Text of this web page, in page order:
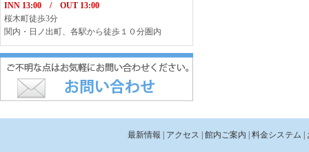
INN 13:00 / OUT 13:00
桜木町徒歩3分
関内・日ノ出町、各駅から徒歩１０分圏内
最新情報 | アクセス | 館内ご案内 | 料金システム